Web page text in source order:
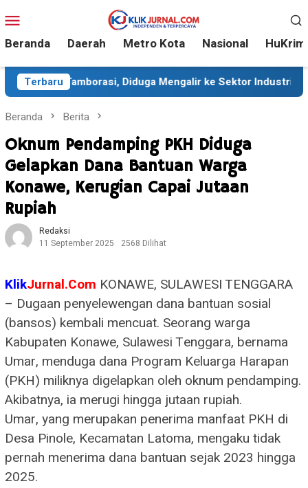
ke
kontenMobile
Beranda Daerah Metro Kota Nasional HuKrim
TerbaruDiduga Mengalir ke Sektor Industri Sekitar 35
Beranda Berita
Oknum Pendamping PKH Diduga
Gelapkan Dana Bantuan Warga
Konawe, Kerugian Capai Jutaan
Rupiah
Redaksi
11 September 2025
2568 Dilihat
KlikJurnal.Com KONAWE, SULAWESI TENGGARA
– Dugaan penyelewengan dana bantuan sosial
(bansos) kembali mencuat. Seorang warga
Kabupaten Konawe, Sulawesi Tenggara, bernama
Umar, menduga dana Program Keluarga Harapan
(PKH) miliknya digelapkan oleh oknum pendamping.
Akibatnya, ia merugi hingga jutaan rupiah.
​Umar, yang merupakan penerima manfaat PKH di
Desa Pinole, Kecamatan Latoma, mengaku tidak
pernah menerima dana bantuan sejak 2023 hingga
2025.